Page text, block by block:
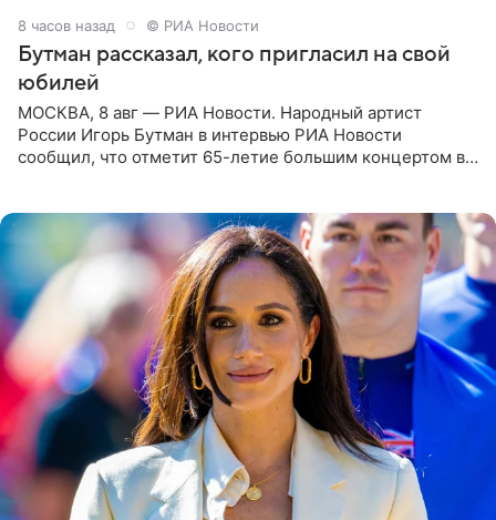
8 часов назад © РИА Новости
Бутман рассказал, кого пригласил на свой
юбилей
МОСКВА, 8 авг — РИА Новости. Народный артист
России Игорь Бутман в интервью РИА Новости
сообщил, что отметит 65-летие большим концертом в